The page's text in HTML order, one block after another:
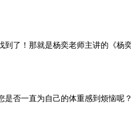
了！那就是杨奕老师主讲的《
否一直为自己的体重感到烦恼